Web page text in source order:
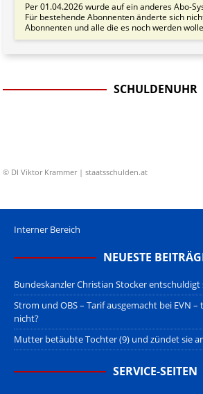
Per 01.04.2026 wurde auf ein anderes Abo-
Für bestehende Abonnenten änderte sich
Abonnenten und alle die es noch werden
SCHULDENUHR
© DI Viktor Krammer | staatsschulden.at
Interner Bereich
NEUESTE
Bundeskanzler Christian Stocker entschuldigt
Strom und OBS – Tarif ausgemacht bei EVN
nicht?
Mutter betäubte Tochter (9) und zündet sie
SERVICE-SEITEN